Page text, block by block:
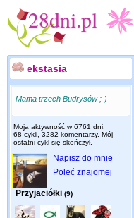
ekstasia
Mama trzech Budrysów ;-)
Moja aktywność w 6761 dni:
68 cykli, 3282 komentarzy. Mój
ostatni cykl się skończył.
Napisz do mnie
Poleć znajomej
Przyjaciółki (9)